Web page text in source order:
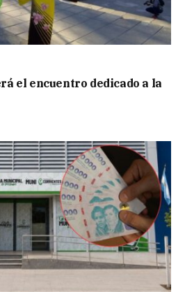
el encuentro dedicado a la